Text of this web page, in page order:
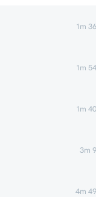
1m
1m
1m
3m
4m